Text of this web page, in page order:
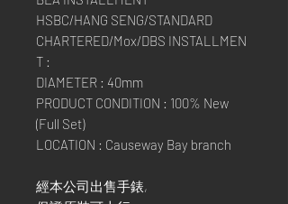
HSBC/HANG SENG/STANDARD
CHARTERED/Mox/DBS INSTALLMEN
T :
DIAMETER : 40mm
PRODUCT CONDITION : 100% New
(Full Set)
LOCATION : Causeway Bay branch
經本公司出售手錶,